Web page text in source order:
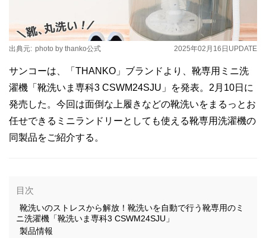
2025年02月16日 UPDATE
出典元: photo by thanko公式
サンコーは、「THANKO」ブランドより、靴専用ミニ洗
濯機「靴洗いま専科3 CSWM24SJU」を発表。2月10日に
発売した。今回は面倒な上履きなどの靴洗いをまるっとお
任せできるミニランドリーとしても使える靴専用洗濯機の
同製品をご紹介する。
目次
靴洗いのストレスから解放！靴洗いを自動で行う靴専用のミ
ニ洗濯機「靴洗いま専科3 CSWM24SJU」
製品情報